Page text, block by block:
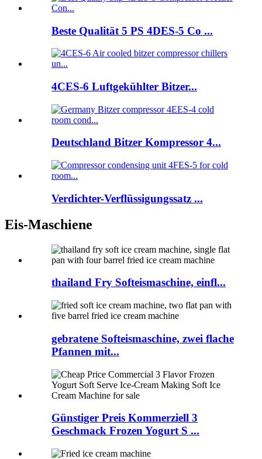
Beste Qualität 5 PS 4DES-5 Co ...
4CES-6 Luftgekühlter Bitzer...
Deutschland Bitzer Kompressor 4...
Verdichter-Verflüssigungssatz ...
Eis-Maschiene
thailand Fry Softeismaschine, einfl...
gebratene Softeismaschine, zwei flache
Pfannen mit...
Günstiger Preis Kommerziell 3
Geschmack Frozen Yogurt S ...